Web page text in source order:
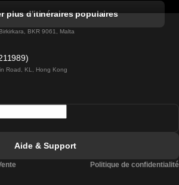
Trains de Lisbonne à Lagos
de Lisbonne à Madrid
plus d'itinéraires populaires
1451)
BKR 9061, Malta
Road, KL, Hong Kong
Aide & Support
Politique de confidentialité